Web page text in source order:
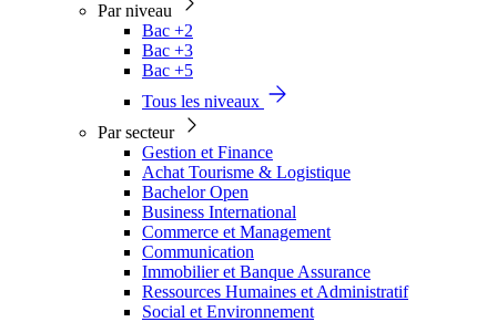
Par niveau
Bac +2
Bac +3
Bac +5
Tous les niveaux
Par secteur
Gestion et Finance
Achat Tourisme & Logistique
Bachelor Open
Business International
Commerce et Management
Communication
Immobilier et Banque Assurance
Ressources Humaines et Administratif
Social et Environnement